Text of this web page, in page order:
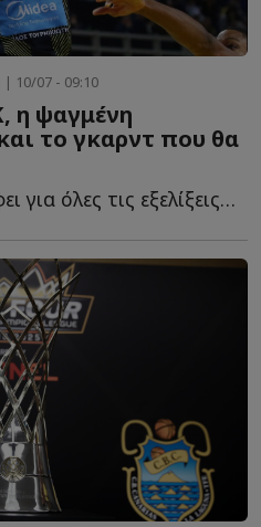
| 10/07 - 09:10
η ψαγμένη
το γκαρντ που θα
Ο Θάνος Τσίμπος γράφει για όλες τις εξελίξεις τ...